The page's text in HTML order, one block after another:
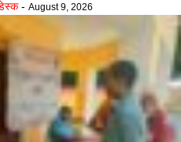
डेस्क - August 9, 2026